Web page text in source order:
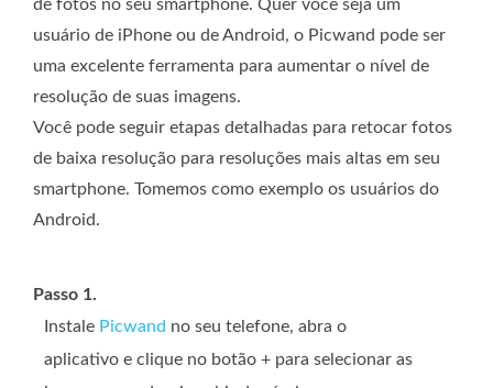
de fotos no seu smartphone. Quer você seja um
usuário de iPhone ou de Android, o Picwand pode ser
uma excelente ferramenta para aumentar o nível de
resolução de suas imagens.
Você pode seguir etapas detalhadas para retocar fotos
de baixa resolução para resoluções mais altas em seu
smartphone. Tomemos como exemplo os usuários do
Android.
Passo 1.
Instale Picwand no seu telefone, abra o
aplicativo e clique no botão + para selecionar as